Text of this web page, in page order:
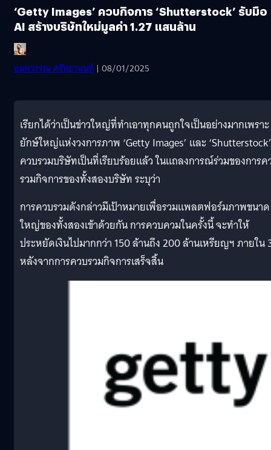
‘Getty Images’ ควบกิจการ ‘Shutterstock’ รับมือ
AI สร้างบริษัทใหม่มูลค่า 1.27 แสนล้าน
อมลวรรณ ศรัทธานนท์ | 08/01/2025
เรียกได้ว่าเป็นข่าวใหญ่ที่ทำเอาทุกคนถูกใจเป็นอย่างมากเพรา
ยักษ์ใหญ่แห่งวงการภาพ ‘Getty Images’ และ ‘Shutterstock’
ควบรวมบริษัทเป็นที่เรียบร้อยแล้ว ในแถลงการณ์ร่วมของการค
รวมกิจการของทั้งสองบริษัท ระบุว่า
การควบรวมดังกล่าวมีเป้าหมายเพื่อรวมแพลตฟอร์มภาพขนาด
ใหญ่ของทั้งสองเข้าด้วยกัน การควบควมในครั้งนี้ จะทำให้
ประหยัดเงินไปมากกว่า 150 ล้านถึง 200 ล้านเหรียญฯ ภายใน
หลังจากการควบรวมกิจการเสร็จสิ้น